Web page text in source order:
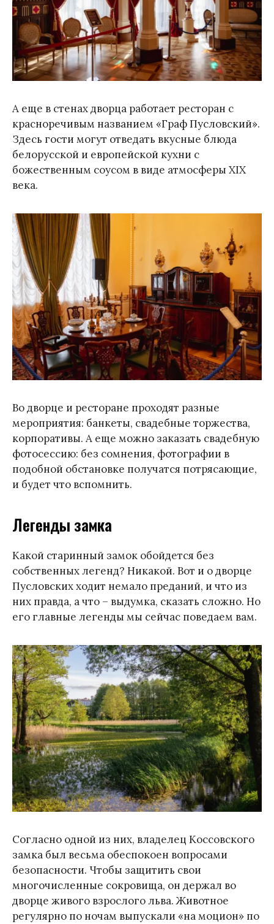
А еще в стенах дворца работает ресторан с
красноречивым названием «Граф Пусловский».
Здесь гости могут отведать вкусные блюда
белорусской и европейской кухни с
божественным соусом в виде атмосферы XIX
века.
Во дворце и ресторане проходят разные
мероприятия: банкеты, свадебные торжества,
корпоративы. А еще можно заказать свадебную
фотосессию: без сомнения, фотографии в
подобной обстановке получатся потрясающие,
и будет что вспомнить.
Легенды замка
Какой старинный замок обойдется без
собственных легенд? Никакой. Вот и о дворце
Пусловских ходит немало преданий, и что из
них правда, а что – выдумка, сказать сложно. Но
его главные легенды мы сейчас поведаем вам.
Согласно одной из них, владелец Коссовского
замка был весьма обеспокоен вопросами
безопасности. Чтобы защитить свои
многочисленные сокровища, он держал во
дворце живого взрослого льва. Животное
регулярно по ночам выпускали «на моцион» по